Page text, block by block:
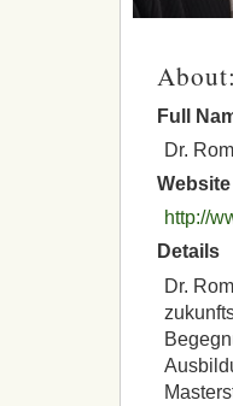
Full
Dr.
Website
http://
Details
Dr.